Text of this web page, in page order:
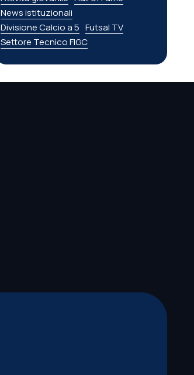
News istituzionali
Divisione Calcio a 5 Futsal TV
Settore Tecnico FIGC